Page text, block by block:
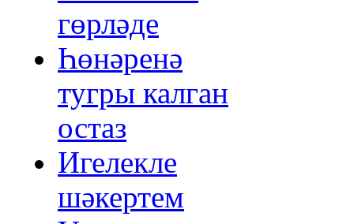
гөрләде
Һөнәренә
тугры калган
остаз
Игелекле
шәкертем